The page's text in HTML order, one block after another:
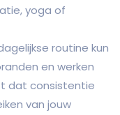
yoga of
routine kun
en werken
dat consistentie
van jouw